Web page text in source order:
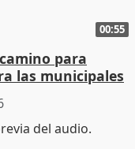
00:55
para
las municipales